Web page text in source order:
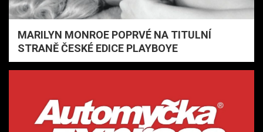
MARILYN MONROE POPRVÉ NA TITULNÍ
STRANĚ ČESKÉ EDICE PLAYBOYE